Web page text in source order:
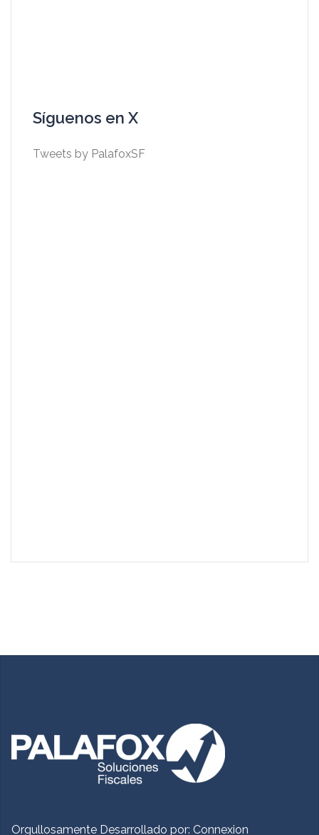
Síguenos en X
Tweets by PalafoxSF
Orgullosamente Desarrollado por: Connexion